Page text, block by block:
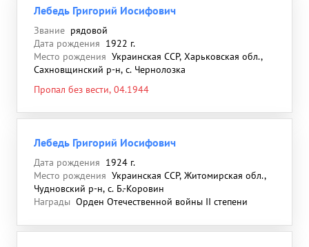
Лебедь Григорий Иосифович
Звание рядовой
Дата рождения 1922 г.
Место рождения Украинская ССР, Харьковская обл.,
Сахновщинский р-н, с. Чернолозка
Пропал без вести, 04.1944
Лебедь Григорий Иосифович
Дата рождения 1924 г.
Место рождения Украинская ССР, Житомирская обл.,
Чудновский р-н, с. Б.-Коровин
Награды Орден Отечественной войны II степени